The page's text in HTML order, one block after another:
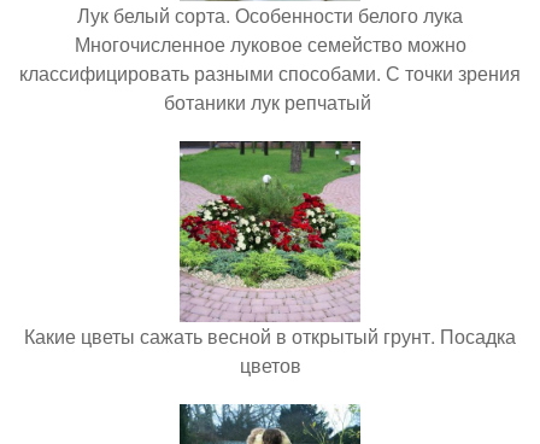
Лук белый сорта. Особенности белого лука
Многочисленное луковое семейство можно
классифицировать разными способами. С точки зрения
ботаники лук репчатый
Какие цветы сажать весной в открытый грунт. Посадка
цветов